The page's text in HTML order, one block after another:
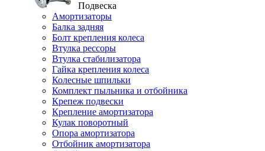
Подвеска
Амортизаторы
Балка задняя
Болт крепления колеса
Втулка рессоры
Втулка стабилизатора
Гайка крепления колеса
Колесные шпильки
Комплект пыльника и отбойника
Крепеж подвески
Крепление амортизатора
Кулак поворотный
Опора амортизатора
Отбойник амортизатора